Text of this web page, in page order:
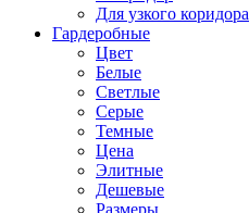
Для узкого коридора
Гардеробные
Цвет
Белые
Светлые
Серые
Темные
Цена
Элитные
Дешевые
Размеры